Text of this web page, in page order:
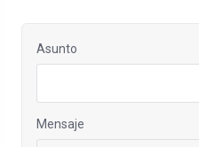
Asunto
Mensaje